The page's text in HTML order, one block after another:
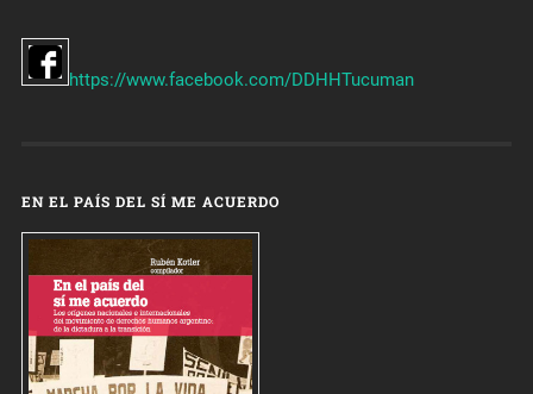
https://www.facebook.com/DDHHTucuman
EN EL PAÍS DEL SÍ ME ACUERDO